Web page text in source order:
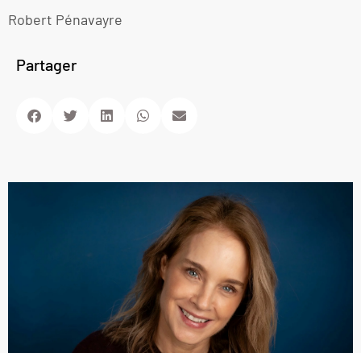
Robert Pénavayre
Partager